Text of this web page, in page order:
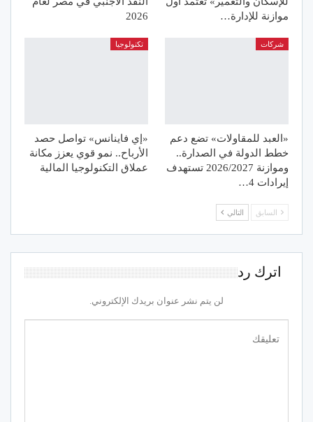
موازنة للإدارة…
2026
شركات
«العبد للمقاولات» تضع دعم
خطط الدولة في الصدارة..
وموازنة 2026/2027 تستهدف
إيرادات 4…
تكنولوجيا
«إي فاينانس» تواصل حصد
الأرباح.. نمو قوي يعزز مكانة
عملاق التكنولوجيا المالية
السابق التالي
اترك رد
لن يتم نشر عنوان بريدك الإلكتروني.